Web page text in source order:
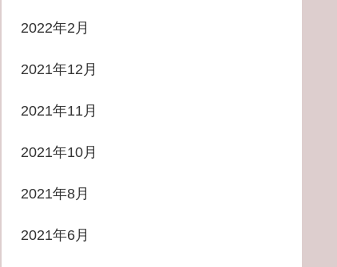
2022年2月
2021年12月
2021年11月
2021年10月
2021年8月
2021年6月